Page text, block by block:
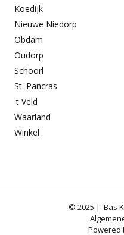
Koedijk
Nieuwe Niedorp
Obdam
Oudorp
Schoorl
St. Pancras
't Veld
Waarland
Winkel
© 2025 | Bas
Powered